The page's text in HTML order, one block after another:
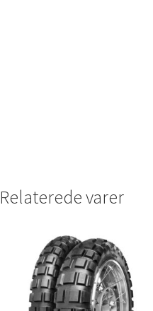
Relaterede varer